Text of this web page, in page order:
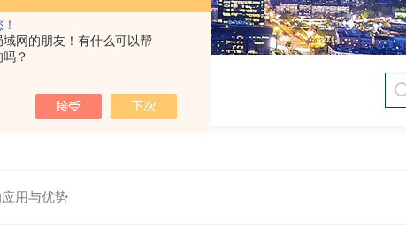
域网的朋友！有什么可以帮
？
用与优势